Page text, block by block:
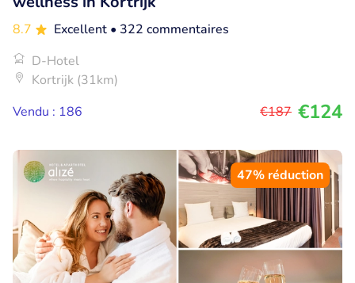
8.7 Excellent • 322 commentaires
D-Hotel
Kortrijk (31km)
Vendu : 186
€187 €124
47% réduction